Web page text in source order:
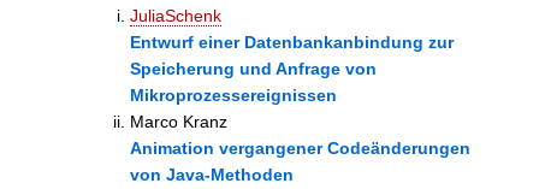
JuliaSchenk
Entwurf einer Datenbankanbindung zur
Speicherung und Anfrage von
Mikroprozessereignissen
Marco Kranz
Animation vergangener Codeänderungen
von Java-Methoden